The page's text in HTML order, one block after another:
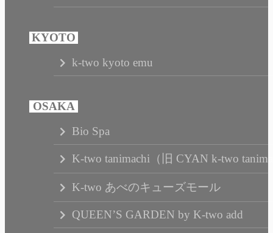
k-two kyoto emu
Bio Spa
K-two tanimachi（旧 CYAN k-two
K-two あべのキューズモール
QUEEN’S GARDEN by K-two add